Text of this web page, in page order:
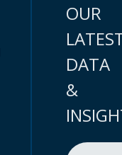
OUR
DATA
&